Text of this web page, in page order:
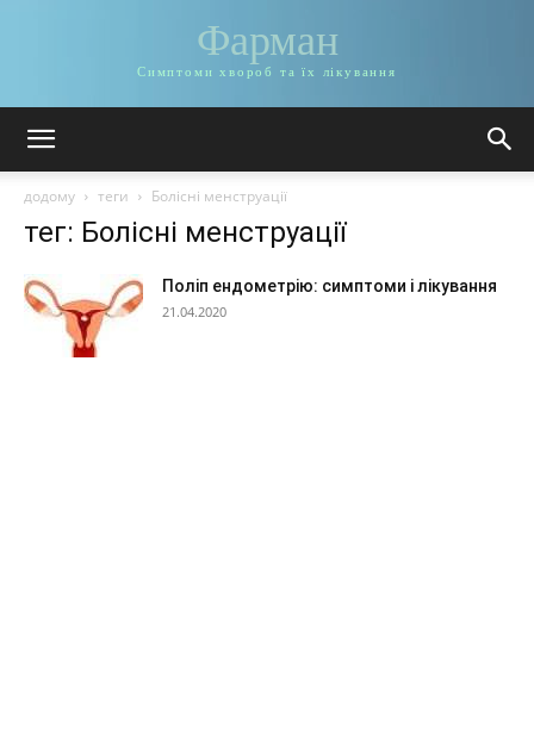
Фарман
Симптоми хвороб та їх лікування
додому теги Болісні менструації
тег: Болісні менструації
Поліп ендометрію: симптоми і лікування
21.04.2020